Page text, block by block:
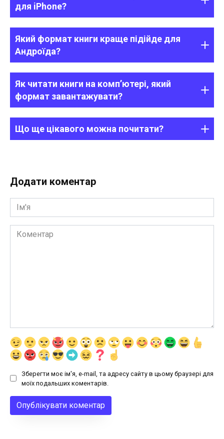
для iPhone?
Який формат книги краще підійде для
Андроїда?
Як читати книги на комп’ютері, який
формат завантажувати?
Що ще цікавого можна почитати?
Додати коментар
Ім'я
Коментар
Зберегти моє ім'я, e-mail, та адресу сайту в цьому браузері для
моїх подальших коментарів.